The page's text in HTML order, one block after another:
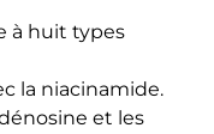
à huit types
la niacinamide.
et les